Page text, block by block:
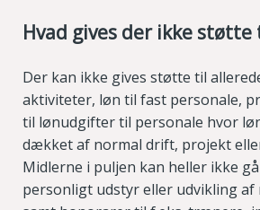
Hvad gives der ikke støtte
Der kan ikke gives støtte til
aktiviteter, løn til fast personale,
til lønudgifter til personale hvor
dækket af normal drift, projekt
Midlerne i puljen kan heller ikke
personligt udstyr eller udvikling